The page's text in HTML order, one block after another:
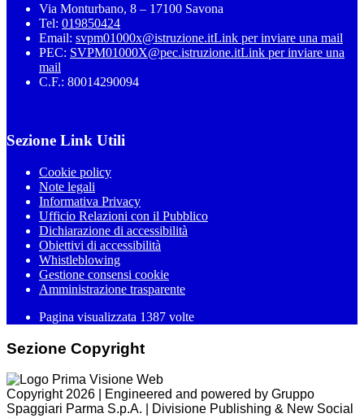
Via Monturbano, 8 – 17100 Savona
Tel: 019850424
Email: svpm01000x@istruzione.itLink per inviare una mail
PEC: SVPM01000X@pec.istruzione.itLink per inviare una
mail
C.F.: 80014290094
Sezione Link Utili
Cookie policy
Note legali
Informativa Privacy
Ufficio Relazioni con il Pubblico
Dichiarazione di accessibilità
Obiettivi di accessibilità
Whistleblowing
Gestione consensi cookie
Amministrazione trasparente
Pagina visualizzata 1387 volte
Sezione Copyright
Copyright 2026 | Engineered and powered by Gruppo
Spaggiari Parma S.p.A. | Divisione Publishing & New Social